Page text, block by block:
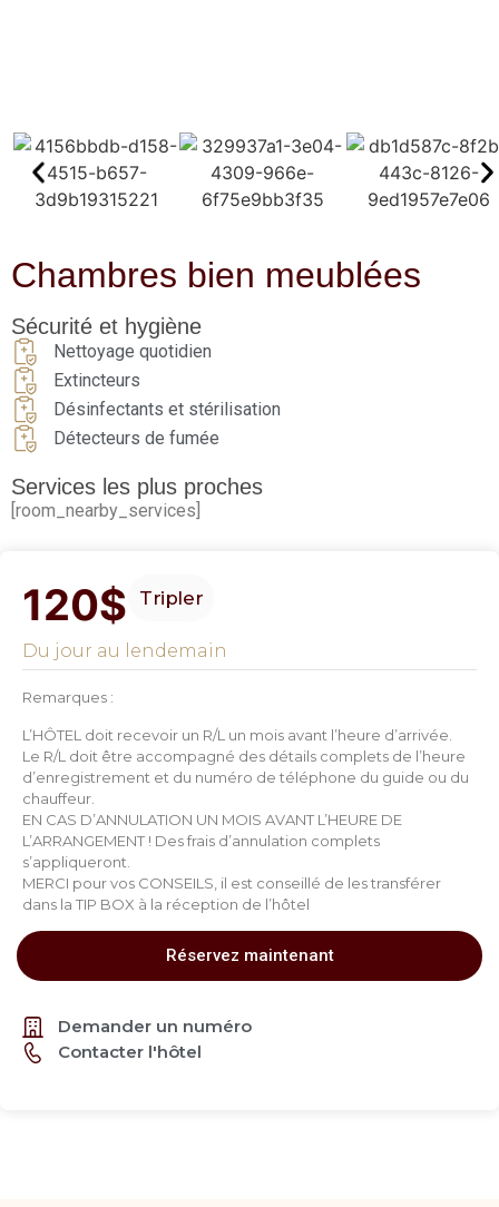
Chambres bien meublées
Sécurité et hygiène
Nettoyage quotidien
Extincteurs
Désinfectants et stérilisation
Détecteurs de fumée
Services les plus proches
[room_nearby_services]
120$ Tripler
Du jour au lendemain
Remarques :
L’HÔTEL doit recevoir un R/L un mois avant l’heure d’arrivée.
Le R/L doit être accompagné des détails complets de l’heure
d’enregistrement et du numéro de téléphone du guide ou du
chauffeur.
EN CAS D’ANNULATION UN MOIS AVANT L’HEURE DE
L’ARRANGEMENT ! Des frais d’annulation complets
s’appliqueront.
MERCI pour vos CONSEILS, il est conseillé de les transférer
dans la TIP BOX à la réception de l’hôtel
Réservez maintenant
Demander un numéro
Contacter l'hôtel